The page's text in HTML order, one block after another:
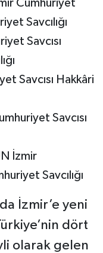
Cumhuriyet
Savcılığı
Savcısı
Savcısı Hakkâri
Savcısı
İzmir
Savcılığı
İzmir’e yeni
dört
olarak gelen